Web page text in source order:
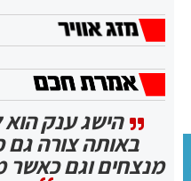
הישג ענק הוא
באותה צורה גם
מנצחים וגם כאשר